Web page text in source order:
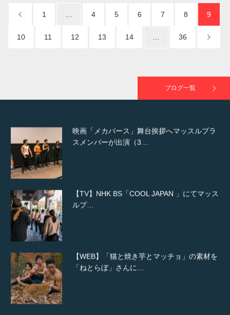
1 4 5 6 7 8 9
10 11 12 13 14 36
ブログ一覧
た（6/8放送）
スメンバーが出演（3…
ルプ…
「ねとらぼ」さんに…